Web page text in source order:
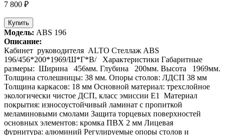
7 800 ₽
Купить
Модель: АВS 196
Описание:
Кабинет руководителя ALTO Стеллаж АВS
196/456*200*1969/Ш*Г*В/ Характеристики Габаритные
размеры: Ширина 456мм. Глубина 200мм. Высота 1969мм.
Толщина столешницы: 38 мм. Опоры столов: ЛДСП 38 мм
Толщина каркасов: 18 мм Основной материал: трехслойное
экологически чистое ДСП, класс эмиссии Е1 Материал
покрытия: износоустойчивый ламинат с пропиткой
меламиновыми смолами Защита торцевых поверхностей
основных элементов: кромка ПВХ 2 мм Лицевая
фурнитура: алюминий Регулируемые опоры столов и